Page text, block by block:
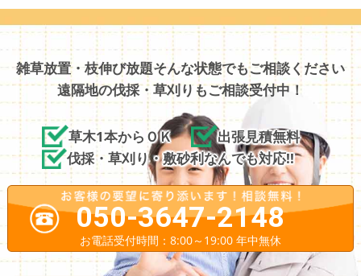
雑草放置・枝伸び放題そんな状態でもご相談ください
遠隔地の伐採・草刈りもご相談受付中！
草木1本からＯＫ
出張見積無料
伐採・草刈り・敷砂利なんでも対応!!
050-3647-2148
お電話受付時間：8:00～19:00 年中無休